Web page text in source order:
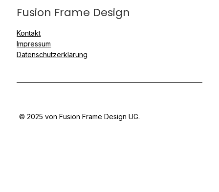
Fusion Frame Design
Kontakt
Impressum
Datenschutzerklärung
© 2025 von Fusion Frame Design UG.